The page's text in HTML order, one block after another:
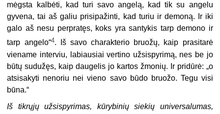
mėgsta kalbėti, kad turi savo angelą, kad tik su angelu
gyvena, tai aš galiu prisipažinti, kad turiu ir demoną. Ir iki
galo aš nesu perpratęs, koks yra santykis tarp demono ir
tarp angelo“4. Iš savo charakterio bruožų, kaip prasitarė
viename interviu, labiausiai vertino užsispyrimą, nes be jo
būtų sudužęs, kaip daugelis jo kartos žmonių. Ir pridūrė: „o
atsisakyti nenoriu nei vieno savo būdo bruožo. Tegu visi
būna.“
Iš tikrųjų užsispyrimas, kūrybinių siekių universalumas,